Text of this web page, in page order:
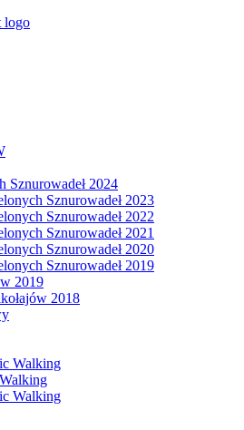
Sznurowadeł 2024
Sznurowadeł 2023
Sznurowadeł 2022
Sznurowadeł 2021
Sznurowadeł 2020
Sznurowadeł 2019
2019
2018
Walking
Walking